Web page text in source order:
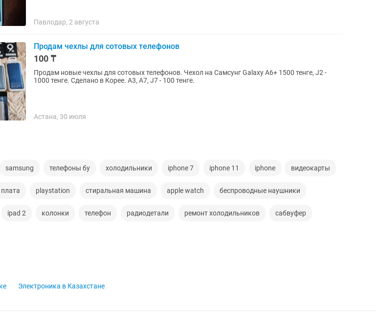
Павлодар, 2 августа
Продам чехлы для сотовых телефонов
100 ₸
Продам новые чехлы для сотовых телефонов. Чехол на Самсунг Galaxy A6+ 1500 тенге, J2 -
1000 тенге. Сделано в Корее. А3, А7, J7 - 100 тенге.
Астана, 30 июля
samsung телефоны бу холодильники iphone 7 iphone 11 iphone видеокарты
playstation стиральная машина apple watch беспроводные наушники
ipad 2 колонки телефон радиодетали ремонт холодильников сабвуфер
Электроника в Казахстане